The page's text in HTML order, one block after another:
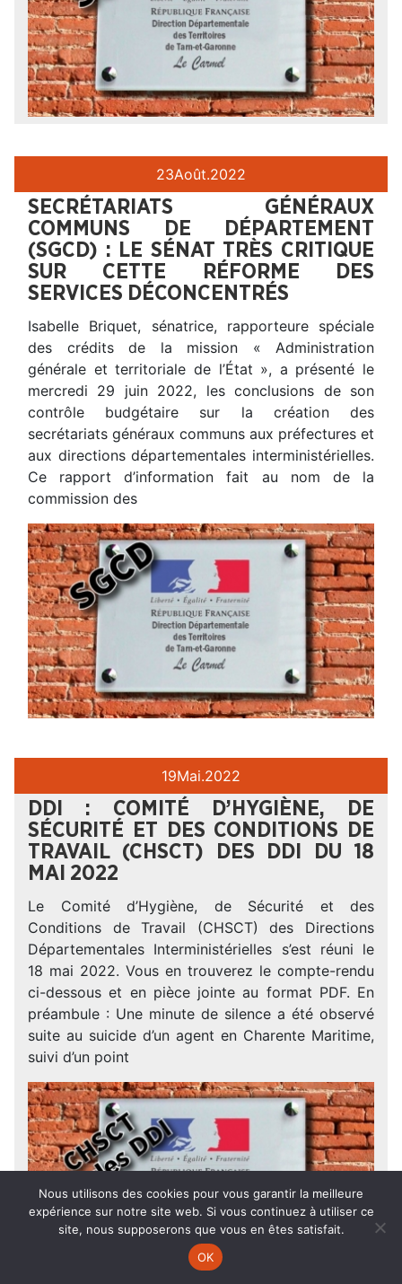
23Août.2022
SECRÉTARIATS GÉNÉRAUX
COMMUNS DE DÉPARTEMENT
(SGCD) : LE SÉNAT TRÈS CRITIQUE
SUR CETTE RÉFORME DES
SERVICES DÉCONCENTRÉS
Isabelle Briquet, sénatrice, rapporteure spéciale
des crédits de la mission « Administration
générale et territoriale de l’État », a présenté le
mercredi 29 juin 2022, les conclusions de son
contrôle budgétaire sur la création des
secrétariats généraux communs aux préfectures et
aux directions départementales interministérielles.
Ce rapport d’information fait au nom de la
commission des
19Mai.2022
DDI : COMITÉ D’HYGIÈNE, DE
SÉCURITÉ ET DES CONDITIONS DE
TRAVAIL (CHSCT) DES DDI DU 18
MAI 2022
Le Comité d’Hygiène, de Sécurité et des
Conditions de Travail (CHSCT) des Directions
Départementales Interministérielles s’est réuni le
18 mai 2022. Vous en trouverez le compte-rendu
ci-dessous et en pièce jointe au format PDF. En
préambule : Une minute de silence a été observé
suite au suicide d’un agent en Charente Maritime,
suivi d’un point
Nous utilisons des cookies pour vous garantir la meilleure
expérience sur notre site web. Si vous continuez à utiliser ce
site, nous supposerons que vous en êtes satisfait.
OK